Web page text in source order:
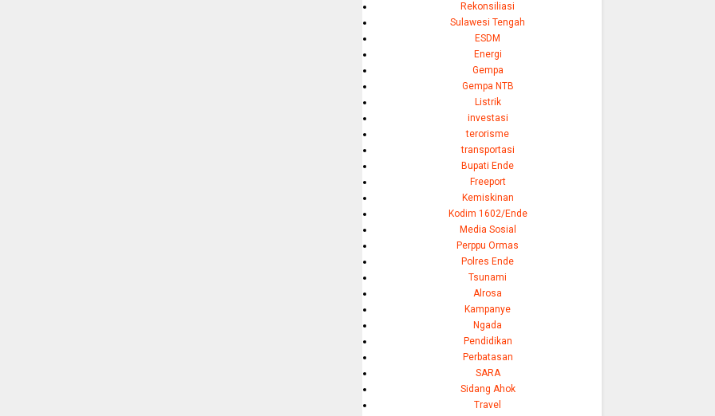
Rekonsiliasi
Sulawesi Tengah
ESDM
Energi
Gempa
Gempa NTB
Listrik
investasi
terorisme
transportasi
Bupati Ende
Freeport
Kemiskinan
Kodim 1602/Ende
Media Sosial
Perppu Ormas
Polres Ende
Tsunami
Alrosa
Kampanye
Ngada
Pendidikan
Perbatasan
SARA
Sidang Ahok
Travel